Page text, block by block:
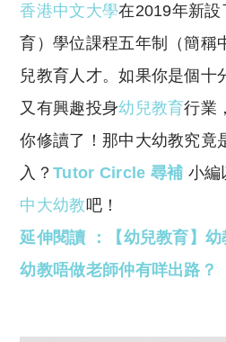
香港中文大學在2019年新設
育）學位課程五年制（簡稱
兒教育人才。如果你是個十
又有興趣投身幼兒教育行業
你修讀了！那中大幼教究竟
入？Tutor Circle 尋補 小編
中大幼教吧！
延伸閱讀 ：【幼兒教育】
幼教唔做老師仲有咩出路？